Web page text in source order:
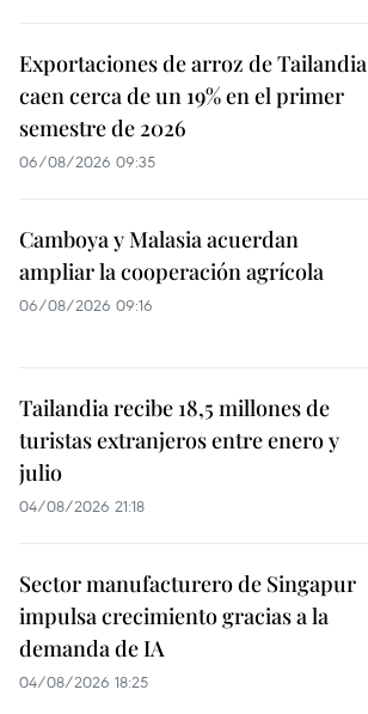
Exportaciones de arroz de Tailandia
caen cerca de un 19% en el primer
semestre de 2026
06/08/2026 09:35
Camboya y Malasia acuerdan
ampliar la cooperación agrícola
06/08/2026 09:16
Tailandia recibe 18,5 millones de
turistas extranjeros entre enero y
julio
04/08/2026 21:18
Sector manufacturero de Singapur
impulsa crecimiento gracias a la
demanda de IA
04/08/2026 18:25